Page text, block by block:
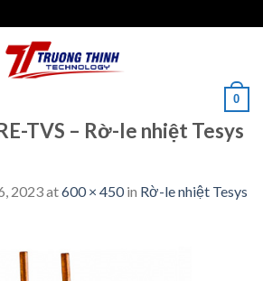
0
TVS – Rờ-le nhiệt Tesys
2023at600 × 450in Rờ-le nhiệt Tesys